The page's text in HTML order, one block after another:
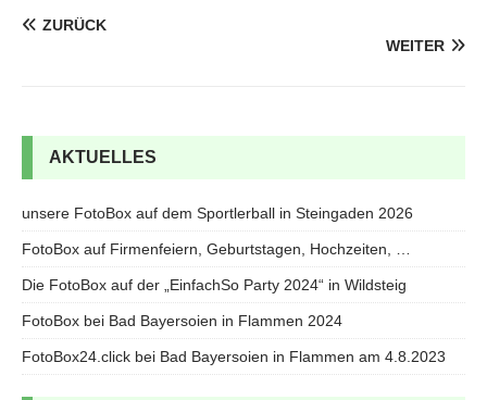
ZURÜCK
WEITER
AKTUELLES
unsere FotoBox auf dem Sportlerball in Steingaden 2026
FotoBox auf Firmenfeiern, Geburtstagen, Hochzeiten, …
Die FotoBox auf der „EinfachSo Party 2024“ in Wildsteig
FotoBox bei Bad Bayersoien in Flammen 2024
FotoBox24.click bei Bad Bayersoien in Flammen am 4.8.2023